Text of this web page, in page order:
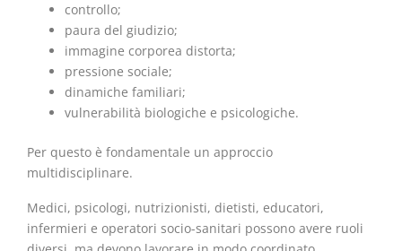
controllo;
paura del giudizio;
immagine corporea distorta;
pressione sociale;
dinamiche familiari;
vulnerabilità biologiche e psicologiche.
Per questo è fondamentale un approccio
multidisciplinare.
Medici, psicologi, nutrizionisti, dietisti, educatori,
infermieri e operatori socio-sanitari possono avere ruoli